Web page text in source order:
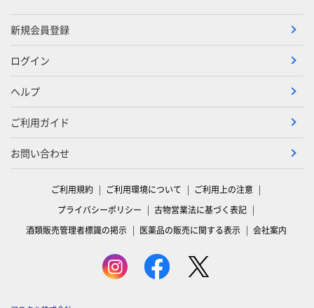
新規会員登録
ログイン
ヘルプ
ご利用ガイド
お問い合わせ
ご利用規約 ご利用環境について
ご利用上の注意
プライバシーポリシー
古物営業法に基づく表記
酒類販売管理者標識の掲示
医薬品の販売に関する表示 会社案内